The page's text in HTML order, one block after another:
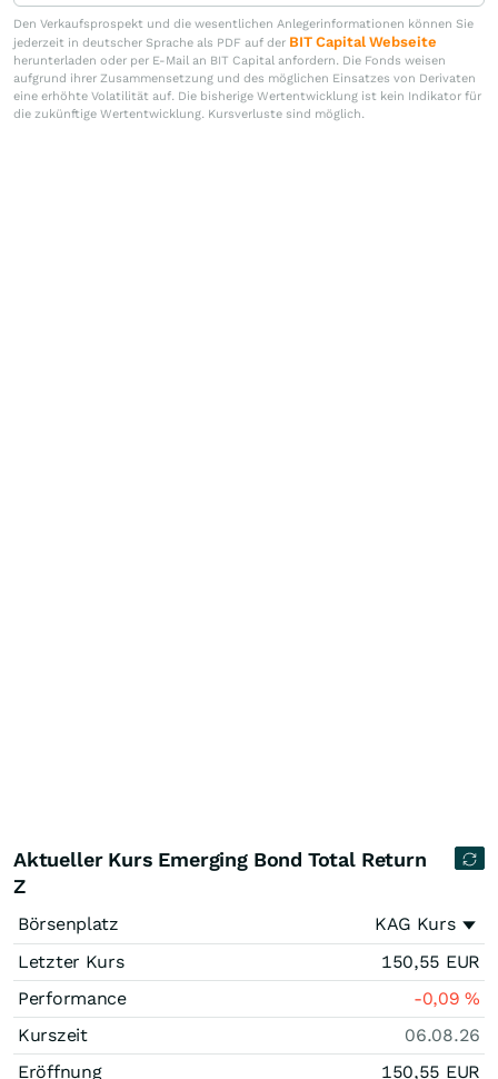
Den Verkaufsprospekt und die wesentlichen Anlegerinformationen können Sie
jederzeit in deutscher Sprache als PDF auf der BIT Capital Webseite
herunterladen oder per E-Mail an BIT Capital anfordern. Die Fonds weisen
aufgrund ihrer Zusammensetzung und des möglichen Einsatzes von Derivaten
eine erhöhte Volatilität auf. Die bisherige Wertentwicklung ist kein Indikator für
die zukünftige Wertentwicklung. Kursverluste sind möglich.
Aktueller Kurs Emerging Bond Total Return
Z
Börsenplatz
KAG Kurs
Letzter Kurs
150,55 EUR
Performance
-0,09%
Kurszeit
06.08.26
Eröffnung
150,55 EUR